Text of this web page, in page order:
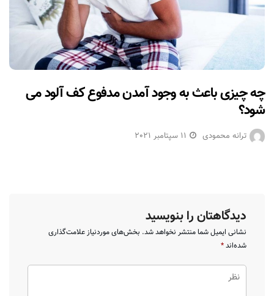
چه چیزی باعث به وجود آمدن مدفوع کف آلود می
شود؟
ترانه محمودی 11 سپتامبر 2021
دیدگاهتان را بنویسید
نشانی ایمیل شما منتشر نخواهد شد. بخش‌های موردنیاز علامت‌گذاری
شده‌اند*